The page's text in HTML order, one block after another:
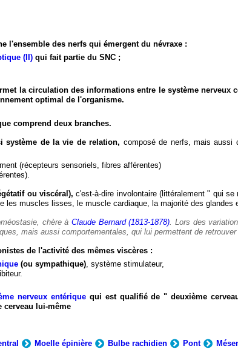
l'ensemble des nerfs qui émergent du névraxe :
(II) qui fait partie du SNC ;
la circulation des informations entre le système nerveux
optimal de l'organisme.
comprend deux branches.
système de la vie de relation, composé de nerfs, mais aussi
(récepteurs sensoriels, fibres afférentes)
ou viscéral), c'est-à-dire involontaire (littéralement " qui
les muscles lisses, le muscle cardiaque, la majorité des glandes
chère àClaude Bernard (1813-1878). Lors des
mais aussi comportementales, qui lui permettent de retrouver
de l'activité des mêmes viscères :
(ou sympathique), système stimulateur,
nerveux entérique qui est qualifié de " deuxième
cerveau lui-même
Moelle épinière Bulbe rachidien Pont